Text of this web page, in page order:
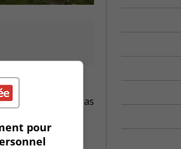
000 $ à
est le plus bas
béton.
pour